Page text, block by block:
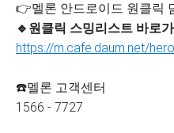
👉멜론 안드로이드 원클릭
🔹원클릭 스밍리스트 바로
https://m.cafe.daum.net/
☎️멜론 고객센터
1566 - 7727